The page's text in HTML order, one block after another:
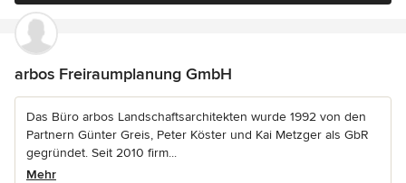
arbos Freiraumplanung GmbH
Das Büro arbos Landschaftsarchitekten wurde 1992 von den
Partnern Günter Greis, Peter Köster und Kai Metzger als GbR
gegründet. Seit 2010 firm...
Mehr